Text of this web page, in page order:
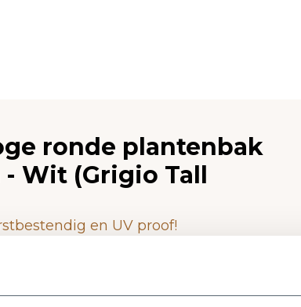
ronde plantenbak
Wit (Grigio Tall
en UV proof!
het magazijn van Luca Lifestyle. Mocht
nemen we contact met je op.